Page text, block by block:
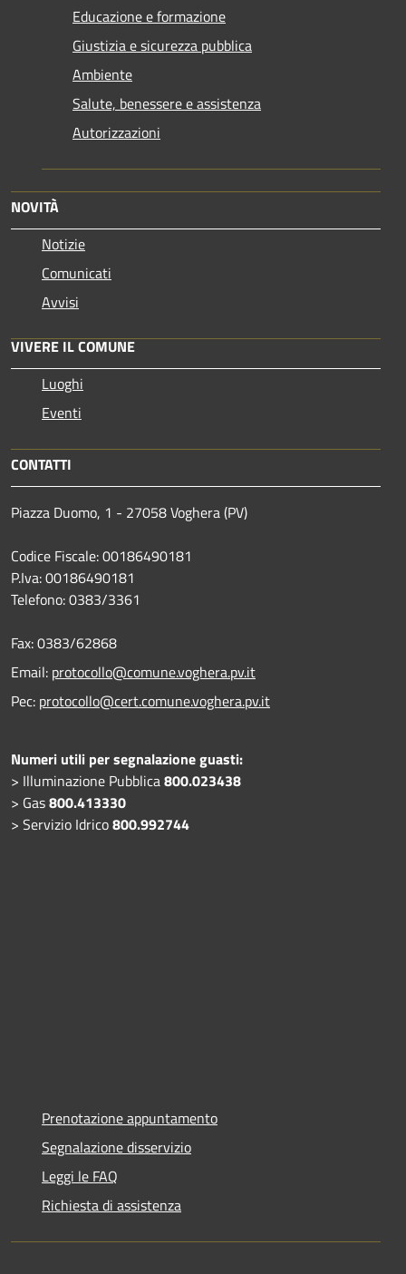
Educazione e formazione
Giustizia e sicurezza pubblica
Ambiente
Salute, benessere e assistenza
Autorizzazioni
NOVITÀ
Notizie
Comunicati
Avvisi
VIVERE IL COMUNE
Luoghi
Eventi
CONTATTI
Piazza Duomo, 1 - 27058 Voghera (PV)
Codice Fiscale: 00186490181
P.Iva: 00186490181
Telefono:0383/3361
Fax:0383/62868
Email: protocollo@comune.voghera.pv.it
Pec: protocollo@cert.comune.voghera.pv.it
Numeri utili per segnalazione guasti:
> Illuminazione Pubblica800.023438
> Gas800.413330
> Servizio Idrico800.992744
Prenotazione appuntamento
Segnalazione disservizio
Leggi le FAQ
Richiesta di assistenza